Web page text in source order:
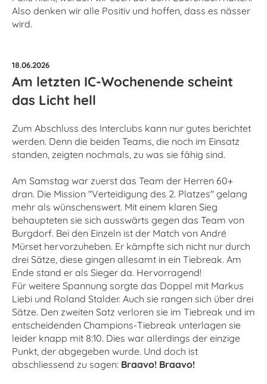
Also denken wir alle Positiv und hoffen, dass es nässer
wird.
18.06.2026
Am letzten IC-Wochenende scheint
das Licht hell
Zum Abschluss des Interclubs kann nur gutes berichtet
werden. Denn die beiden Teams, die noch im Einsatz
standen, zeigten nochmals, zu was sie fähig sind.
Am Samstag war zuerst das Team der Herren 60+
dran. Die Mission "Verteidigung des 2. Platzes" gelang
mehr als wünschenswert. Mit einem klaren Sieg
behaupteten sie sich ausswärts gegen das Team von
Burgdorf. Bei den Einzeln ist der Match von André
Mürset hervorzuheben. Er kämpfte sich nicht nur durch
drei Sätze, diese gingen allesamt in ein Tiebreak. Am
Ende stand er als Sieger da. Hervorragend!
Für weitere Spannung sorgte das Doppel mit Markus
Liebi und Roland Stalder. Auch sie rangen sich über drei
Sätze. Den zweiten Satz verloren sie im Tiebreak und im
entscheidenden Champions-Tiebreak unterlagen sie
leider knapp mit 8:10. Dies war allerdings der einzige
Punkt, der abgegeben wurde. Und doch ist
abschliessend zu sagen: Braavo! Braavo!